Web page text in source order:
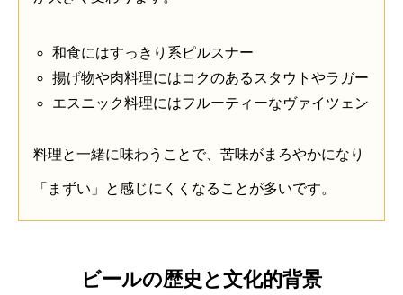
和食にはすっきり系ピルスナー
揚げ物や肉料理にはコクのあるスタウトやラガー
エスニック料理にはフルーティーなヴァイツェン
料理と一緒に味わうことで、苦味がまろやかになり
「まずい」と感じにくくなることが多いです。
ビールの歴史と文化的背景